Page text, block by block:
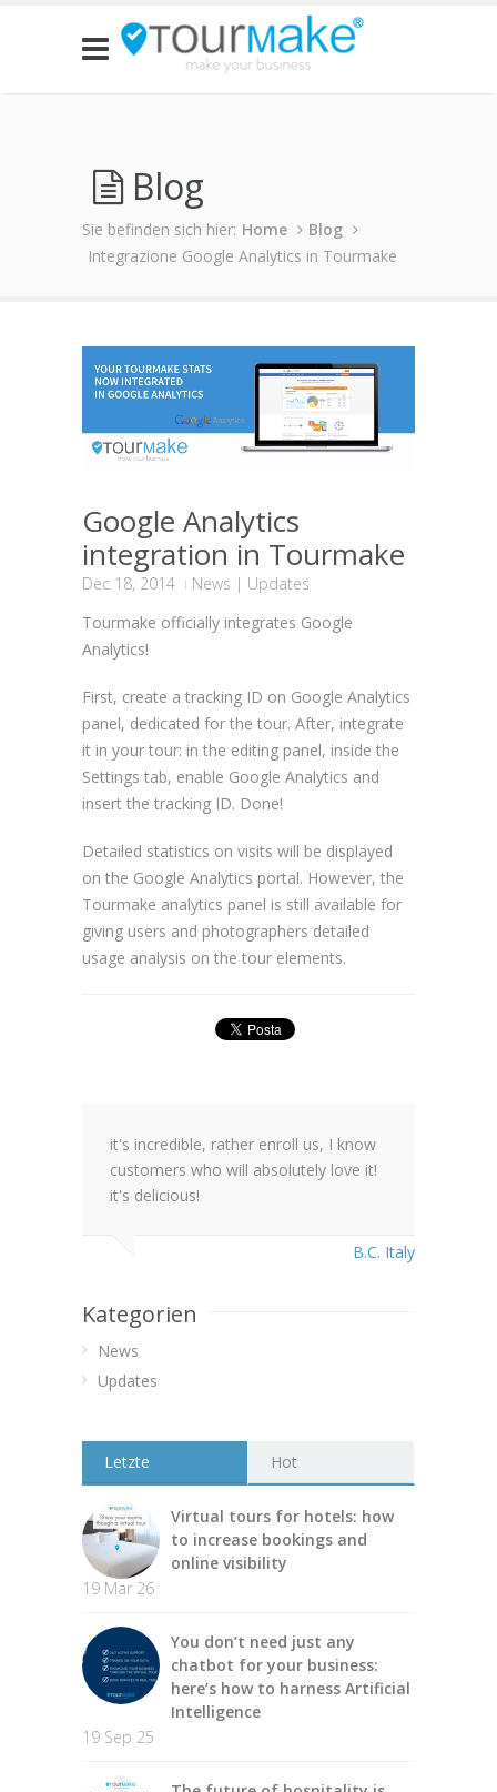
Blog
Sie befinden sich hier: Home
Blog
Integrazione Google Analytics in Tourmake
Google Analytics
integration in Tourmake
Dec 18, 2014 News | Updates
Tourmake officially integrates Google
Analytics!
First, create a tracking ID on Google Analytics
panel, dedicated for the tour. After, integrate
it in your tour: in the editing panel, inside the
Settings tab, enable Google Analytics and
insert the tracking ID. Done!
Detailed statistics on visits will be displayed
on the Google Analytics portal. However, the
Tourmake analytics panel is still available for
giving users and photographers detailed
usage analysis on the tour elements.
it's incredible, rather enroll us, I know
customers who will absolutely love it!
it's delicious!
B.C. Italy
Kategorien
News
Updates
Letzte Hot
Virtual tours for hotels: how
to increase bookings and
online visibility
19 Mar 26
You don’t need just any
chatbot for your business:
here’s how to harness Artificial
Intelligence
19 Sep 25